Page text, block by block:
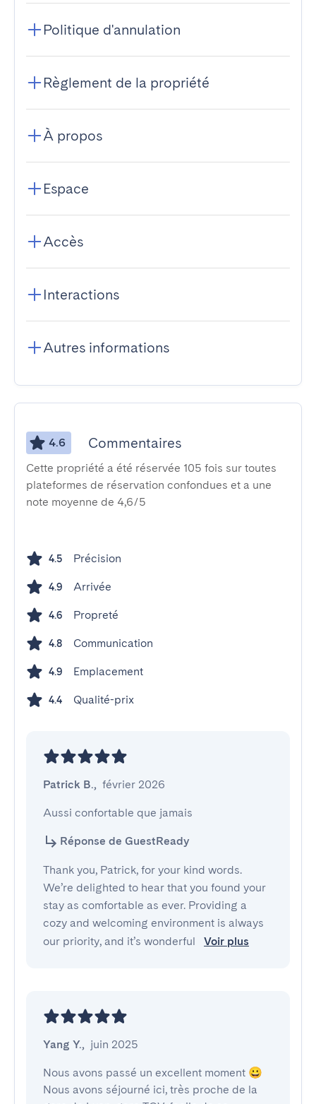
Politique d'annulation
Règlement de la propriété
À propos
Espace
Accès
Interactions
Autres informations
4.6 Commentaires
Cette propriété a été réservée 105 fois sur toutes
plateformes de réservation confondues et a une
note moyenne de 4,6/5
4.5 Précision
4.9 Arrivée
4.6 Propreté
4.8 Communication
4.9 Emplacement
4.4 Qualité-prix
Patrick B., février 2026
Aussi confortable que jamais
Réponse de GuestReady
Thank you, Patrick, for your kind words.
We’re delighted to hear that you found your
stay as comfortable as ever. Providing a
cozy and welcoming environment is always
our priority, and it’s wonderful
Voir plus
Yang Y., juin 2025
Nous avons passé un excellent moment 😀
Nous avons séjourné ici, très proche de la